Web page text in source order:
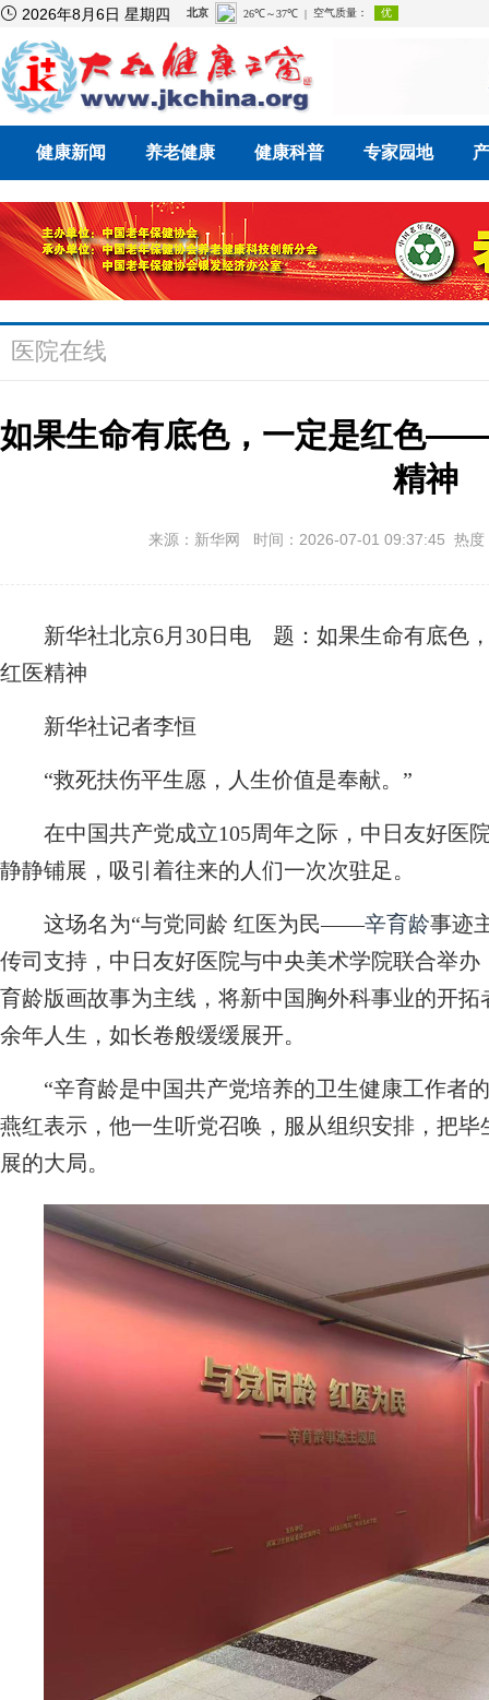
 2026年8月6日 星期四
健康新闻 养老健康 健康科普 专家园地
医院在线
如果生命有底色，一定是红色
精神
来源：新华网 时间：2026-07-01 09:37:45 热
新华社北京6月30日电 题：如果生命有底色
红医精神
新华社记者李恒
“救死扶伤平生愿，人生价值是奉献。”
在中国共产党成立105周年之际，中日友好医
静静铺展，吸引着往来的人们一次次驻足。
这场名为“与党同龄 红医为民——辛育龄事迹
传司支持，中日友好医院与中央美术学院联合举
育龄版画故事为主线，将新中国胸外科事业的开
余年人生，如长卷般缓缓展开。
“辛育龄是中国共产党培养的卫生健康工作者的
燕红表示，他一生听党召唤，服从组织安排，把
展的大局。